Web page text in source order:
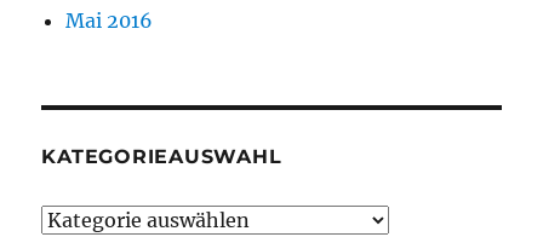
Mai 2016
KATEGORIEAUSWAHL
Kategorieauswahl